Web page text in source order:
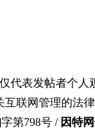
代表发帖者个人
互联网管理的法
第798号 / 因特